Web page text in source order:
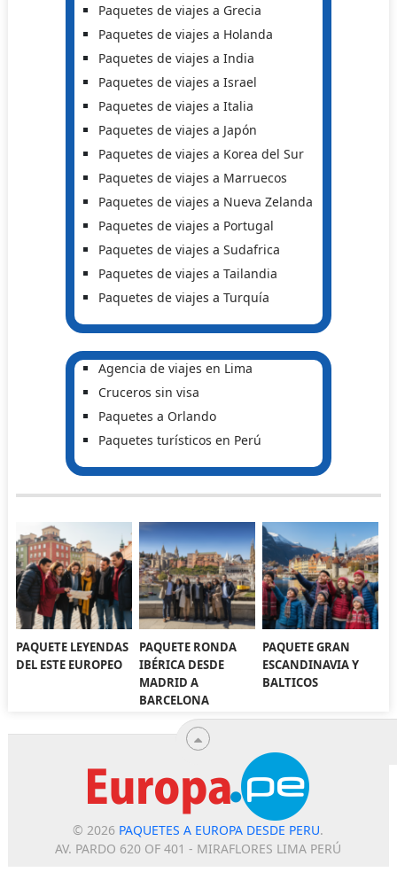
Paquetes de viajes a Grecia
Paquetes de viajes a Holanda
Paquetes de viajes a India
Paquetes de viajes a Israel
Paquetes de viajes a Italia
Paquetes de viajes a Japón
Paquetes de viajes a Korea del Sur
Paquetes de viajes a Marruecos
Paquetes de viajes a Nueva Zelanda
Paquetes de viajes a Portugal
Paquetes de viajes a Sudafrica
Paquetes de viajes a Tailandia
Paquetes de viajes a Turquía
Agencia de viajes en Lima
Cruceros sin visa
Paquetes a Orlando
Paquetes turísticos en Perú
PAQUETE LEYENDAS
DEL ESTE EUROPEO
PAQUETE RONDA
IBÉRICA DESDE
MADRID A
BARCELONA
PAQUETE GRAN
ESCANDINAVIA Y
BALTICOS
© 2026 PAQUETES A EUROPA DESDE PERU.
AV. PARDO 620 OF 401 - MIRAFLORES LIMA PERÚ